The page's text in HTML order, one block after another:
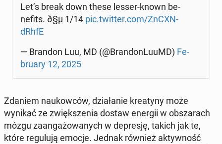
Let’s break down these lesser-known be­
ne­fits. ð§µ 1/14 pic.twitter.com/ZnCXN­
dRh­fE
— Brandon Luu, MD (@Bran­don­Lu­uMD) Fe­
bru­ary 12, 2025
Zdaniem na­ukow­ców, dzia­ła­nie kre­aty­ny może
wynikać ze zwięk­sze­nia dostaw energii w ob­sza­rach
mózgu za­an­ga­żo­wa­nych w de­pre­sję, takich jak te,
które re­gu­lu­ją emocje. Jednak również ak­tyw­ność